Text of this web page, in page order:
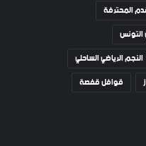
المحترفة
التونس
النجم الرياضي الساحلي
قوافل قفصة